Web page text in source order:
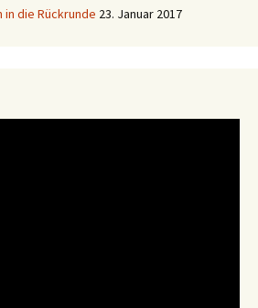
die Rückrunde 23. Januar 2017